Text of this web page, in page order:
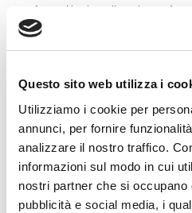
Questo sito web utilizza i
Utilizziamo i cookie per
annunci, per fornire
analizzare il nostro traffico.
informazioni sul modo in cui
nostri partner che si occupano
pubblicità e social media, i
immetterla nella rete
in eccesso rispetto ai propri
accumulare energia con una
Che siate dotati di accumulo
con l’aiuto di Regalgrid,
altri consumatori, parte
Communitygrazie a una
distribuzione decentralizzata
funziona leggendo nostro
Questo aiuta anche chi non